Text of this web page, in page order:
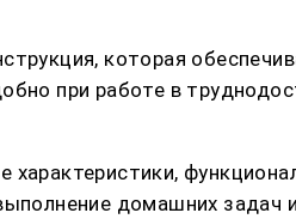
которая
при работе в
домашних задач